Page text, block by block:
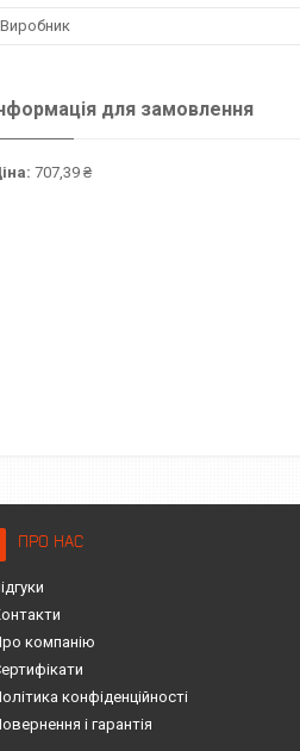
Виробник
для замовлення
707,39 ₴
ПРО НАС
компанію
конфіденційності
і гарантія